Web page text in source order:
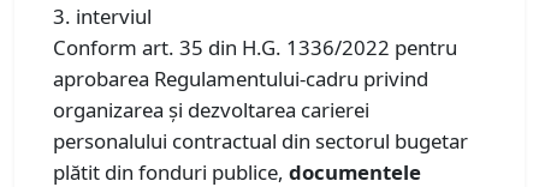
3. interviul
Conform art. 35 din H.G. 1336/2022 pentru
aprobarea Regulamentului-cadru privind
organizarea şi dezvoltarea carierei
personalului contractual din sectorul bugetar
plătit din fonduri publice, documentele